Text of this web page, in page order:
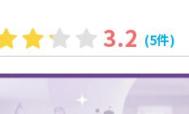
3.2 (5件)